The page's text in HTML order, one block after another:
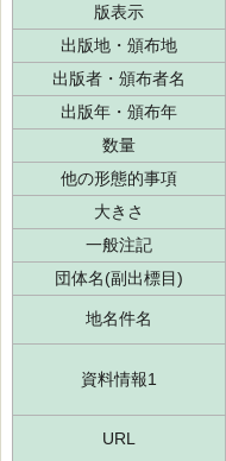
版表示
出版地・頒布地
出版者・頒布者名
出版年・頒布年
数量
他の形態的事項
大きさ
一般注記
団体名(副出標目)
地名件名
資料情報1
URL